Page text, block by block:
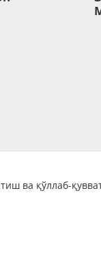
ва қўллаб-